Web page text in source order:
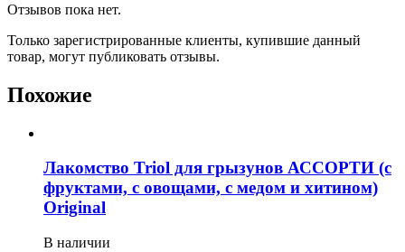
Отзывов пока нет.
Только зарегистрированные клиенты, купившие данный
товар, могут публиковать отзывы.
Похожие
Лакомство Triol для грызунов АССОРТИ (с
фруктами, с овощами, с медом и хитином)
Original
В наличии